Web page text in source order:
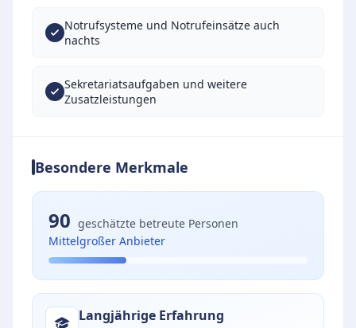
Notrufsysteme und Notrufeinsätze auch
nachts
Sekretariatsaufgaben und weitere
Zusatzleistungen
Besondere Merkmale
90 geschätzte betreute Personen
Mittelgroßer Anbieter
Langjährige Erfahrung